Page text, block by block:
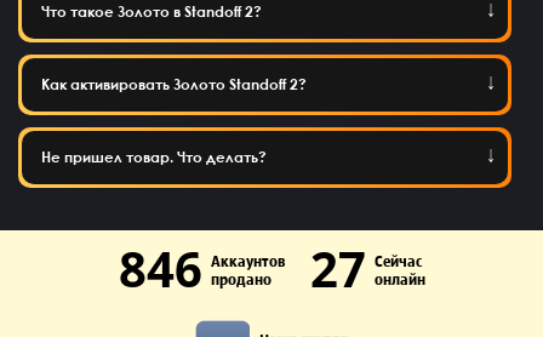
Что такое Золото в Standoff 2?
Как активировать Золото Standoff 2?
Не пришел товар. Что делать?
846 Аккаунтов
продано
27 Сейчас
онлайн